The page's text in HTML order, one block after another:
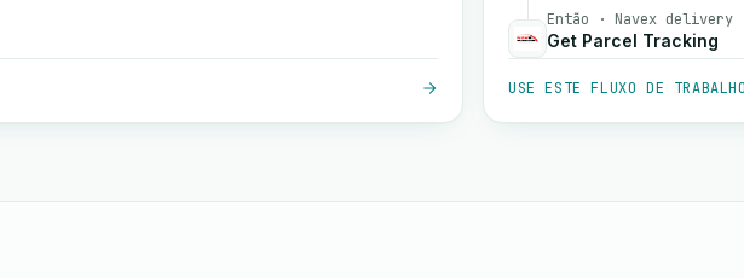
Então · Navex delivery
Get Parcel Tracking
USE ESTE FLUXO DE